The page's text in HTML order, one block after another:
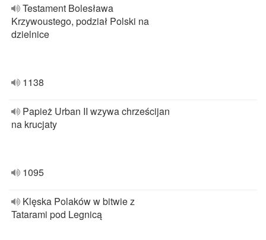
Testament Bolesława
Krzywoustego, podział Polski na
dzielnice
1138
Papież Urban II wzywa chrześcijan
na krucjaty
1095
Klęska Polaków w bitwie z
Tatarami pod Legnicą